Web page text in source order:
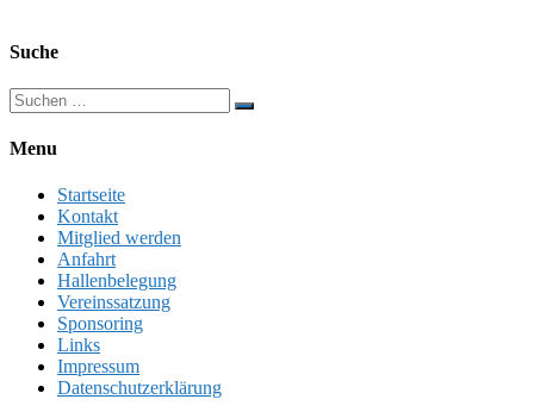
Suche
Menu
Startseite
Kontakt
Mitglied werden
Anfahrt
Hallenbelegung
Vereinssatzung
Sponsoring
Links
Impressum
Datenschutzerklärung